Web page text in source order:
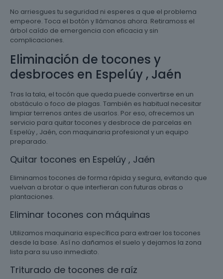
No arriesgues tu seguridad ni esperes a que el problema
empeore. Toca el botón y llámanos ahora. Retiramoss el
árbol caído de emergencia con eficacia y sin
complicaciones.
Eliminación de tocones y
desbroces en Espelúy , Jaén
Tras la tala, el tocón que queda puede convertirse en un
obstáculo o foco de plagas. También es habitual necesitar
limpiar terrenos antes de usarlos. Por eso, ofrecemos un
servicio para quitar tocones y desbroce de parcelas en
Espelúy , Jaén, con maquinaria profesional y un equipo
preparado.
Quitar tocones en Espelúy , Jaén
Eliminamos tocones de forma rápida y segura, evitando que
vuelvan a brotar o que interfieran con futuras obras o
plantaciones.
Eliminar tocones con máquinas
Utilizamos maquinaria específica para extraer los tocones
desde la base. Así no dañamos el suelo y dejamos la zona
lista para su uso inmediato.
Triturado de tocones de raíz